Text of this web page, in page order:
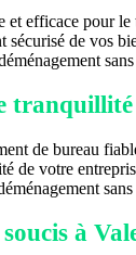
efficace pour
sécurisé de vos
tranquillité
de bureau
de votre
à